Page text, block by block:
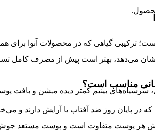
ترکیبی گیاهی که در محصولات آنوا
می‌دهد، بهتر است پیش از مصرف کامل
مناسب است؟
پایان روز ضد آفتاب یا آرایش دارند و
هر پوست متفاوت است و پوست مستعد
محصول.
سرسیاه‌های بینیم کمتر دیده میشن و